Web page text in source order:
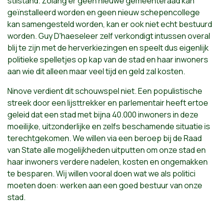
geïnstalleerd worden en geen nieuw schepencollege
kan samengesteld worden, kan er ook niet echt bestuurd
worden. Guy D'haeseleer zelf verkondigt intussen overal
blij te zijn met de herverkiezingen en speelt dus eigenlijk
politieke spelletjes op kap van de stad en haar inwoners
aan wie dit alleen maar veel tijd en geld zal kosten.
Ninove verdient dit schouwspel niet. Een populistische
streek door een lijsttrekker en parlementair heeft ertoe
geleid dat een stad met bijna 40.000 inwoners in deze
moeilijke, uitzonderlijke en zelfs beschamende situatie is
terechtgekomen. We willen via een beroep bij de Raad
van State alle mogelijkheden uitputten om onze stad en
haar inwoners verdere nadelen, kosten en ongemakken
te besparen. Wij willen vooral doen wat we als politici
moeten doen: werken aan een goed bestuur van onze
stad.